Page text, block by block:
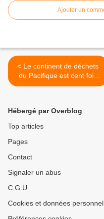
Ajouter un
< Le continent de déchets
du Pacifique est cent fois
plus grand qu'il y a
Hébergé par Overblog
Top articles
Pages
Contact
Signaler un abus
C.G.U.
Cookies et données